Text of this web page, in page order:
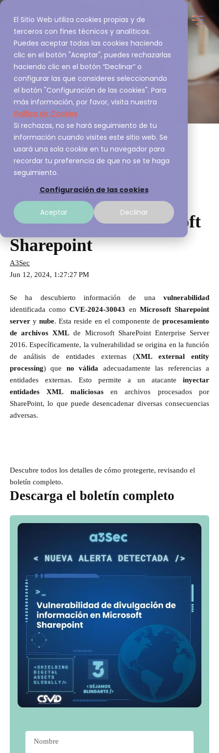
El Sitio Web utiliza cookies propias y de
terceros con fines técnicos y analíticos.
Puedes aceptar todas las cookies haciendo
clic en el botón "Aceptar", puedes rechazarlas
haciendo clic en el botón “Declinar” o
configurar las que consideres seleccionando
el botón "Configuración de las cookies". Para
más información, por favor, visita nuestra
Política de Cookies
Si rechazas, no se hará seguimiento de tu
información cuando visites este sitio web. Se
usará una sola cookie en tu navegador para
recordar tu preferencia de que no se te haga
seguimiento.
Configuración de las cookies
Aceptar Declinar
Vulnerabilidad de
divulgación de
información en Microsoft
Sharepoint
A3Sec
Jun 12, 2024, 1:27:27 PM
Se ha descubierto información de una vulnerabilidad
identificada comoCVE-2024-30043 en Microsoft Sharepoint
serverynube. Esta reside en el componente deprocesamiento
de archivos XML de Microsoft SharePoint Enterprise Server
2016. Específicamente, la vulnerabilidad se origina en la función
de análisis de entidades externas (XML external entity
processing) que no válida adecuadamente las referencias a
entidades externas. Esto permite a un atacante inyectar
entidades XML maliciosas en archivos procesados por
SharePoint, lo que puede desencadenar diversas consecuencias
adversas.
Descubre todos los detalles de cómo protegerte, revisando el
boletín completo.
Descarga el boletín completo
Nombre